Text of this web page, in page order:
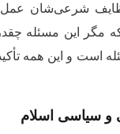
شرعی‌شان عمل
این مسئله
است و این همه تأکید
و سیاسی اسلام